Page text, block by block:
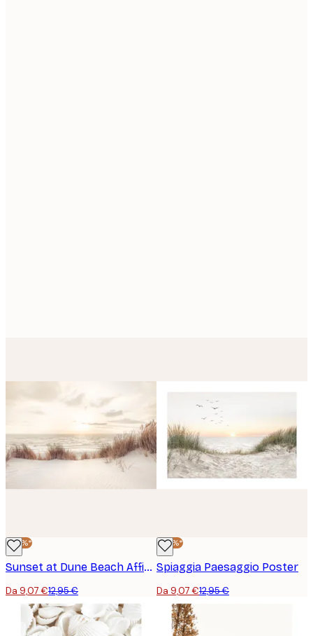
-30%*
Sunset at Dune Beach Affiche
Da 9,07 €12,95 €
-30%*
Spiaggia Paesaggio Poster
Da 9,07 €12,95 €